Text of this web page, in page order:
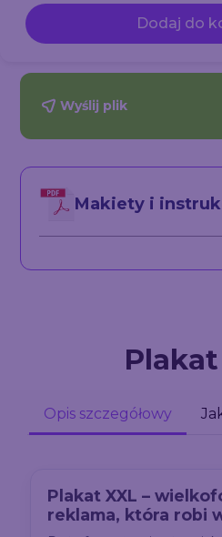
Dodaj do
Wyślij plik
Makiety i
Opis szczegółowy
Plakat XXL –
reklama, która robi